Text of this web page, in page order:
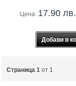
Цена: 17.90 лв.
Страница 1 от 1